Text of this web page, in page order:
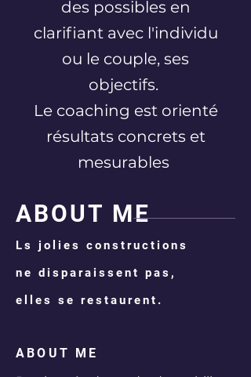
des possibles en
clarifiant avec l'individu
ou le couple, ses
objectifs.
Le coaching est orienté
résultats concrets et
mesurables
ABOUT ME
Ls jolies constructions
ne disparaissent pas,
elles se restaurent.
ABOUT ME